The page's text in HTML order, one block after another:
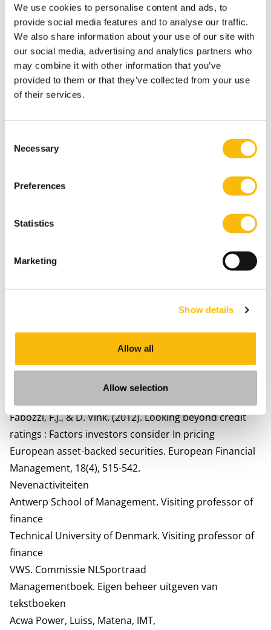
We use cookies to personalise content and ads, to
provide social media features and to analyse our traffic.
We also share information about your use of our site with
our social media, advertising and analytics partners who
may combine it with other information that you’ve
provided to them or that they’ve collected from your use
of their services.
Selection
Necessary
Preferences
Statistics
Marketing
Show details
Allow all
Allow selection
Working paper presented at American Finance
Association.
Fabozzi, F.J., Breemen, V., Vink, D., Nawas, M.E., & A.
Gengos (2022). How much do investors rely on credit
ratings: Empirical evidence from the U.S. and E.U. CLO
primary market. Journal of Financial Services Research.
design and credit rating risk in the CLO market. Journal
Money, 72, 10135.101305. Impact factor 4.211. Working
paper presented at American Finance Association.
Fabozzi, F.J., Nawas, M.E., & D. Vink (2017). Exploring
rating shopping for European triple A senior
Letters, (February), 1-5. Impact factor: 5.596.
residential mortgage-backed securities. European
Journal of Finance, 21(3), 172-194. Lead article.
Fabozzi, F.J., & D. Vink. (2012). Determinants of primary
market spreads on U.K. RMBS and it’s implications for
investor reliance on credit ratings. The Journal of Fixed
Fabozzi, F.J., & D. Vink. (2012). Looking beyond credit
ratings : Factors investors consider In pricing
European asset-backed securities. European Financial
Management, 18(4), 515-542.
Nevenactiviteiten
Antwerp School of Management. Visiting professor of
finance
Technical University of Denmark. Visiting professor of
finance
VWS. Commissie NLSportraad
Managementboek. Eigen beheer uitgeven van
tekstboeken
Acwa Power, Luiss, Matena, IMT,